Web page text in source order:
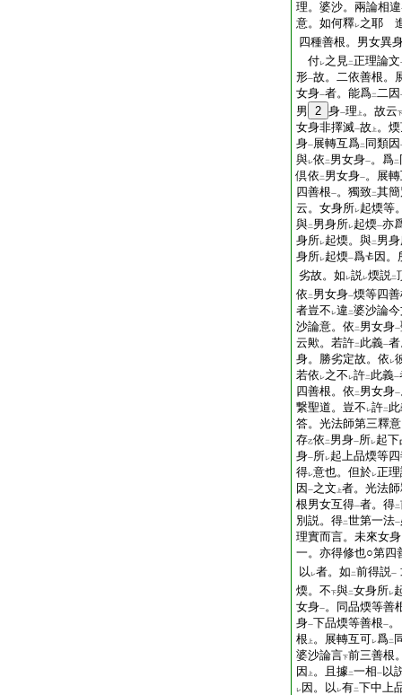
理。婆沙。兩論相違
意。如何釋レ之耶
四種善根。男女異
付レ之見二正理論文
形一故。二依善根。
女身一者。能爲二二因
男 2 身一理 上 。故云下
女身非擇滅一故 上 。
身一展轉互爲二 同類因
與レ依 二 男女身一。爲二
倶依 二 男女身一。展
四善根一。獨致二其
云。女身所レ起煗等
與二 男身所レ起煗一亦
身所レ起煗。與二 男
身所レ起煗一爲
因。
劣故。如 レ説レ煗説二
依 二 男女身一煗等四
者豈不 レ違 二婆沙論
沙論意。依 二 男女身一
云歟。若許二 此義一
身。勝劣定故。依 レ
若依 レ之不 レ許二 此義一
四善根。依 二 男女身一
繋聖道。豈不 レ許二
答。光法師第三釋
存乙依 二 男身一所レ起
身一所レ起上品煗等
得レ意也。但於レ正
因 一之文 上者。光法
根男女互得一者。得二
別説。得二世第一法一
理實而言。未來女
一。亦得修也○第四
以 レ者。如 二前得説一
煗。不下與二女身所レ
女身一。同品煗等善
身一下品煗等善根一
根
上 。展轉互可レ爲二
婆沙論言下前三善根
因
上 。且據二一相一 以
レ 因。以 レ有二下中上